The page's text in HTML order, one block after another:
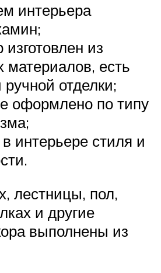
интерьера
изготовлен из
материалов, есть
отделки;
оформлено по типу
интерьере стиля и
лестницы, пол,
и другие
выполнены из